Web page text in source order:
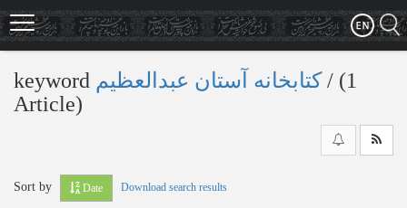
Skip
to
main
keyword کتابخانه آستان عبدالعظیم‎/ (1
Article)
Sort by Date Download search results